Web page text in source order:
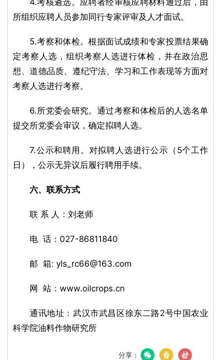
4.考核遴选。应聘者经审核应聘材料通过后，由
所组织应聘人员参加同行专家评审及人才面试。
5.考察和体检。根据面试成绩和专家投票结果确
定考察人选，组织考察人选进行体检，并在政治思
想、道德品质、遵纪守法、学习和工作表现等方面对
考察人选进行考察。
6.所党委会研究。通过考察和体检后的人选名单
提交所党委会审议，确定拟聘人选。
7.公示和聘用。对拟聘人选进行公示（5个工作
日），公示无异议后履行聘用手续。
六、联系方式
联 系 人：刘老师
电 话：027-86811840
邮 箱: yls_rc66@163.com
网 站：www.oilcrops.cn
通讯地址：武汉市武昌区徐东二路2号中国农业
科学院油料作物研究所
分享：